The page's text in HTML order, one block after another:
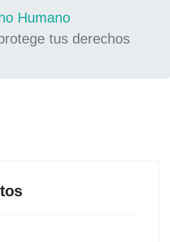
Humano
tus derechos